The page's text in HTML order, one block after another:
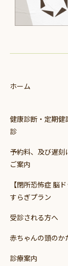
ホーム
健康診断・定期健
診
予約料、及び遅刻
ご案内
【閉所恐怖症 脳
すらぎプラン
受診される方へ
赤ちゃんの頭のか
診療案内